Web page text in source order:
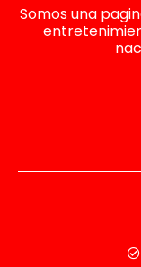
Somos una